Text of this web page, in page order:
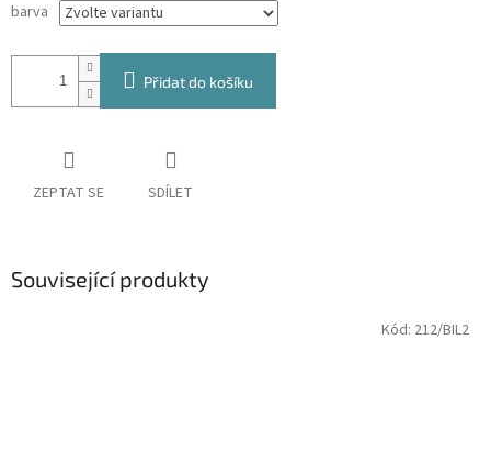
barva
Přidat do košíku
ZEPTAT SE SDÍLET
Související produkty
Kód: 212/BIL2